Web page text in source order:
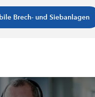
Brech- und Siebanlagen